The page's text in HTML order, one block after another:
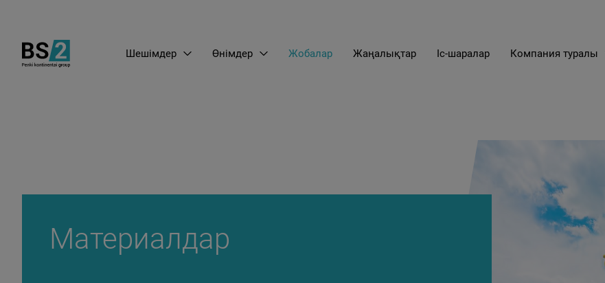
Шешімдер Өнімдер Жобалар Жаңалықтар Іс-шаралар Компания туралы
Материалдар